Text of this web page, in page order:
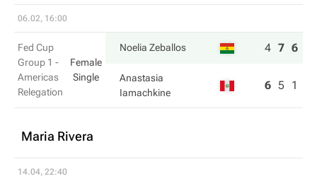
06.02, 16:00
Fed Cup
Group 1 -
Americas
Relegation
Female
Single
Noelia Zeballos 4 7 6
Anastasia
Iamachkine
6 5 1
Maria Rivera
14.04, 22:40